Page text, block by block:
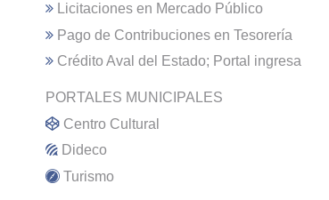
Licitaciones en Mercado Público
Pago de Contribuciones en Tesorería
Crédito Aval del Estado; Portal ingresa
PORTALES MUNICIPALES
Centro Cultural
Dideco
Turismo